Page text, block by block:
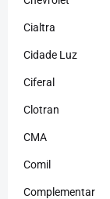
Cialtra
Cidade Luz
Ciferal
Clotran
CMA
Comil
Complementar